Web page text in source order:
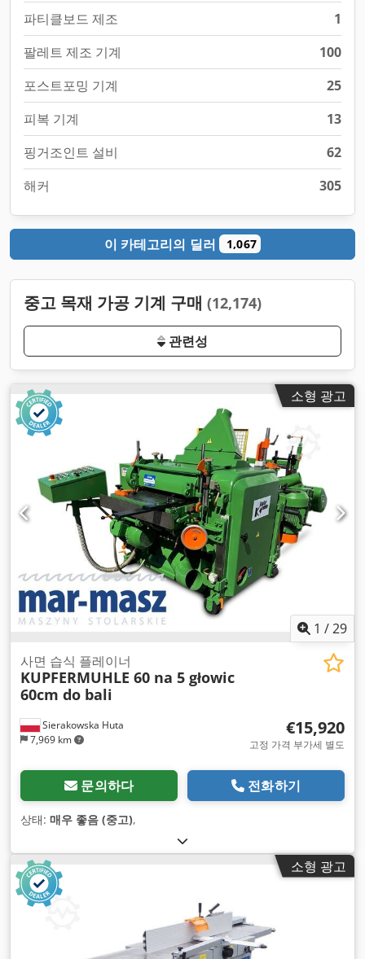
파티클보드 제조
1
팔레트 제조 기계
100
포스트포밍 기계
25
피복 기계
13
핑거조인트 설비
62
해커
305
이 카테고리의 딜러 1,067
중고 목재 가공 기계 구매 (12,174)
관련성
소형 광고
1 /29
Sierakowska Huta
7,969 km
사면 습식 플레이너
KUPFERMUHLE 60 na 5 głowic
60cm do bali
€15,920
고정 가격 부가세 별도
문의하다 전화하기
상태: 매우 좋음 (중고),
소형 광고